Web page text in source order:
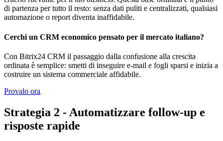
di partenza per tutto il resto: senza dati puliti e centralizzati, qualsiasi
automazione o report diventa inaffidabile.
Cerchi un CRM economico pensato per il mercato italiano?
Con Bitrix24 CRM il passaggio dalla confusione alla crescita
ordinata è semplice: smetti di inseguire e-mail e fogli sparsi e inizia a
costruire un sistema commerciale affidabile.
Provalo ora
Strategia 2 - Automatizzare follow-up e
risposte rapide